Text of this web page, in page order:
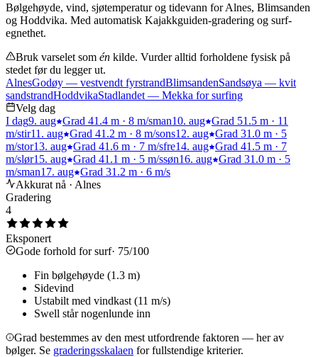
Bølgehøyde, vind, sjøtemperatur og tidevann for Alnes, Blimsanden
og Hoddvika. Med automatisk Kajakkguiden-gradering og surf-
egnethet.
Bruk varselet som én kilde. Vurder alltid forholdene fysisk på
stedet før du legger ut.
AlnesGodøy — vestvendt fyrstrandBlimsandenSandsøya — kvit
sandstrandHoddvikaStadlandet — Mekka for surfing
Velg dag
I dag9. aug Grad 41.4 m · 8 m/sman10. aug Grad 51.5 m · 11
m/stir11 . aug Grad 41.2 m · 8 m/sons12. aug Grad 31.0 m · 5
m/stor13. aug Grad 41.6 m · 7 m/sfre14. aug Grad 41.5 m · 7
m/slør15. aug Grad 41.1 m · 5 m/ssøn16. aug Grad 31.0 m · 5
m/sman17. aug Grad 31.2 m · 6 m/s
Akkurat nå · Alnes
Gradering
4
Eksponert
Gode forhold for surf· 75/100
Fin bølgehøyde (1.3 m)
Sidevind
Ustabilt med vindkast (11 m/s)
Swell står nogenlunde inn
Grad bestemmes av den mest utfordrende faktoren — her av
bølger. Se graderingsskalaen for fullstendige kriterier.